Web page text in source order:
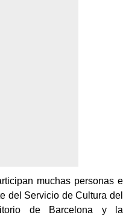
muchas personas e
del Servicio de Cultura del
de Barcelona y la